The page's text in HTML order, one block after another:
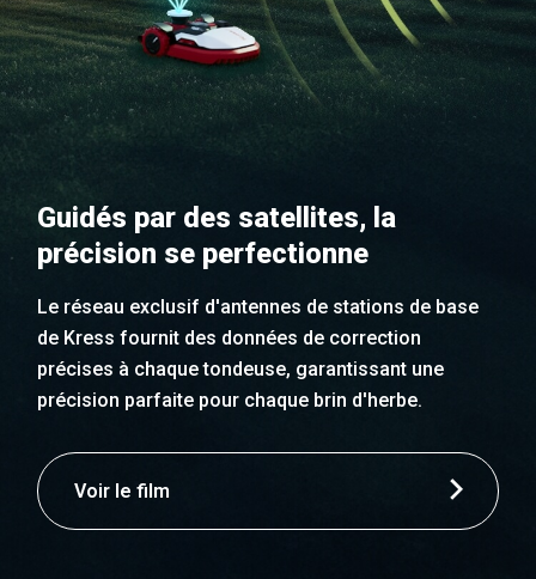
Guidés par des satellites, la
précision se perfectionne
Le réseau exclusif d'antennes de stations de base
de Kress fournit des données de correction
précises à chaque tondeuse, garantissant une
précision parfaite pour chaque brin d'herbe.
Voir le film